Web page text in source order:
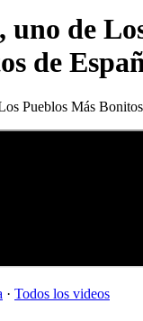
de
de
Pueblos Más
· Todos los videos